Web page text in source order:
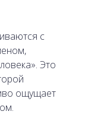
с
Это
ощущает